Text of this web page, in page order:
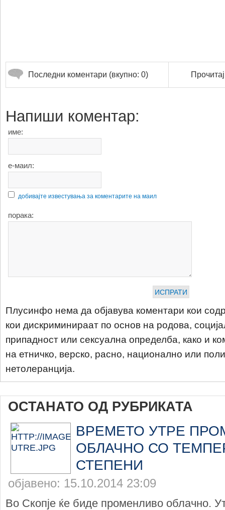
Последни коментари (вкупно: 0)
Напиши коментар:
име:
е-маил:
добивајте известувања за коментарите на маил
порака:
Плусинфо нема да објавува коментари кои
кои дискриминираат по основ на родова,
припадност или сексуална определба, како и
на етничко, верско, расно, национално или
нетолеранција.
ОСТАНАТО ОД РУБРИКАТА
ВРЕМЕТО УТРЕ
ОБЛАЧНО СО
СТЕПЕНИ
објавено: 15.10.2014 23:09
Во Скопје ќе биде променливо облачно.